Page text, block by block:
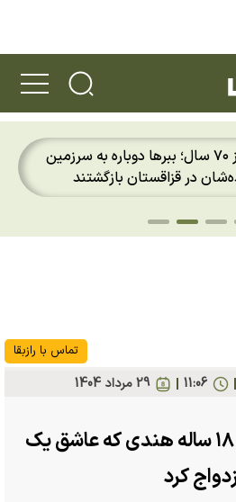
پس از ۲۰ سال؛ قورباغه‌های طلایی پاناما
باران را روی پوست خود احساس
تماس با رازبقا
29 مرداد 1404 11:06
بیمبلا داس؛ دختر ۱۸ ساله هندی که عاشق یک
کرد